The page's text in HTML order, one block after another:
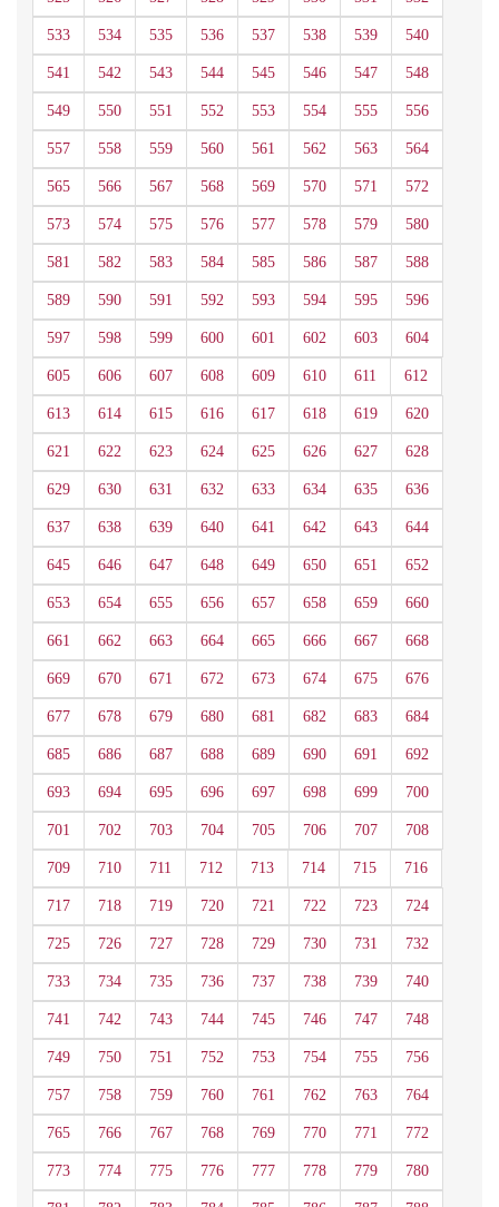
533 534 535 536 537 538 539 540
541 542 543 544 545 546 547 548
549 550 551 552 553 554 555 556
557 558 559 560 561 562 563 564
565 566 567 568 569 570 571 572
573 574 575 576 577 578 579 580
581 582 583 584 585 586 587 588
589 590 591 592 593 594 595 596
597 598 599 600 601 602 603 604
605 606 607 608 609 610 611 612
613 614 615 616 617 618 619 620
621 622 623 624 625 626 627 628
629 630 631 632 633 634 635 636
637 638 639 640 641 642 643 644
645 646 647 648 649 650 651 652
653 654 655 656 657 658 659 660
661 662 663 664 665 666 667 668
669 670 671 672 673 674 675 676
677 678 679 680 681 682 683 684
685 686 687 688 689 690 691 692
693 694 695 696 697 698 699 700
701 702 703 704 705 706 707 708
709 710 711 712 713 714 715 716
717 718 719 720 721 722 723 724
725 726 727 728 729 730 731 732
733 734 735 736 737 738 739 740
741 742 743 744 745 746 747 748
749 750 751 752 753 754 755 756
757 758 759 760 761 762 763 764
765 766 767 768 769 770 771 772
773 774 775 776 777 778 779 780